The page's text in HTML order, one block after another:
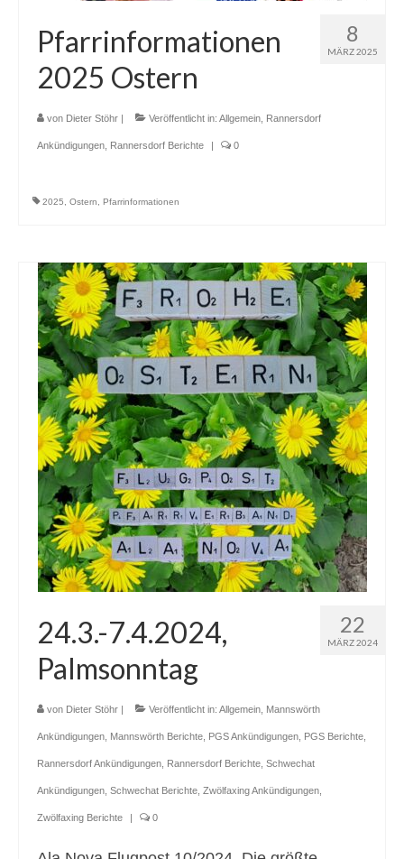
8
MÄRZ 2025
Pfarrinformationen
2025 Ostern
von Dieter Stöhr | Veröffentlicht in: Allgemein Rannersdorf
Ankündigungen Rannersdorf Berichte | 0
2025 Ostern Pfarrinformationen
22
MÄRZ 2024
24.3.-7.4.2024,
Palmsonntag
von Dieter Stöhr | Veröffentlicht in: Allgemein Mannswörth
Ankündigungen Mannswörth Berichte PGS Ankündigungen PGS Berichte
Rannersdorf Ankündigungen Rannersdorf Berichte Schwechat
Ankündigungen Schwechat Berichte Zwölfaxing Ankündigungen
Zwölfaxing Berichte | 0